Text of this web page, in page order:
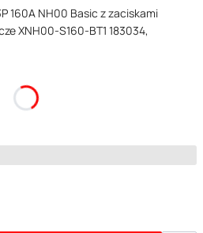
160A NH00 Basic z zaciskami
XNH00-S160-BT1 183034,